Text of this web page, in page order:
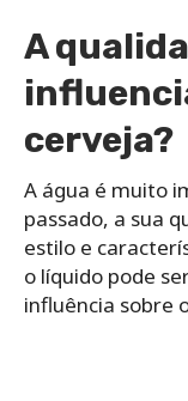
A
cerveja?
A água é muito
passado, a sua
estilo e
o líquido pode
influência sobre